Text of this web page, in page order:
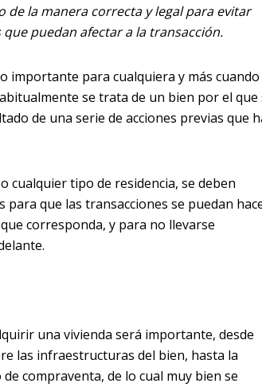
de la manera correcta y legal para evitar
puedan afectar a la transacción.
importante para cualquiera y más cuando
se trata de un bien por el que
de una serie de acciones previas que
cualquier tipo de residencia, se deben
que las transacciones se puedan
corresponda, y para no llevarse
una vivienda será importante, desde
las infraestructuras del bien, hasta la
compraventa, de lo cual muy bien se